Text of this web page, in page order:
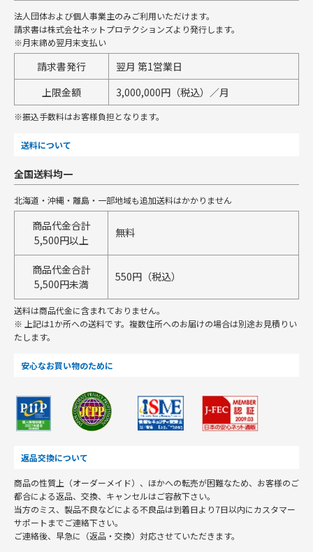
法人団体および個人事業主のみご利用いただけます。
請求書は株式会社ネットプロテクションズより発行します。
※月末締め翌月末支払い
請求書発行
翌月 第1営業日
上限金額
3,000,000円（税込）／月
※振込手数料はお客様負担となります。
送料について
全国送料均一
北海道・沖縄・離島・一部地域も追加送料はかかりません
商品代金合計
5,500円以上
無料
商品代金合計
5,500円未満
550円（税込）
送料は商品代金に含まれておりません。
※ 上記は1か所への送料です。複数住所へのお届けの場合は別途お見積りい
たします。
安心なお買い物のために
返品交換について
商品の性質上（オーダーメイド）、ほかへの転売が困難なため、お客様のご
都合による返品、交換、キャンセルはご容赦下さい。
当方のミス、製品不良などによる不良品は到着日より7日以内にカスタマー
サポートまでご連絡下さい。
ご連絡後、早急に（返品・交換）対応させていただきます。